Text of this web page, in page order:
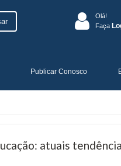
Olá!
Faça
Publicar Conosco
atuais